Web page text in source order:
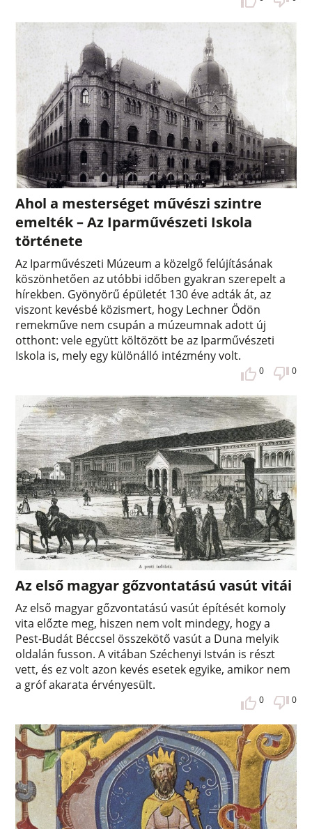
Ahol a mesterséget művészi szintre
emelték – Az Iparművészeti Iskola
története
Az Iparművészeti Múzeum a közelgő felújításának
köszönhetően az utóbbi időben gyakran szerepelt a
hírekben. Gyönyörű épületét 130 éve adták át, az
viszont kevésbé közismert, hogy Lechner Ödön
remekműve nem csupán a múzeumnak adott új
otthont: vele együtt költözött be az Iparművészeti
Iskola is, mely egy különálló intézmény volt.
0 0
Az első magyar gőzvontatású vasút vitái
Az első magyar gőzvontatású vasút építését komoly
vita előzte meg, hiszen nem volt mindegy, hogy a
Pest-Budát Béccsel összekötő vasút a Duna melyik
oldalán fusson. A vitában Széchenyi István is részt
vett, és ez volt azon kevés esetek egyike, amikor nem
a gróf akarata érvényesült.
0 0